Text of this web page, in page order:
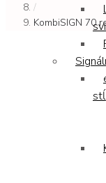
/
KombiSIGN 70